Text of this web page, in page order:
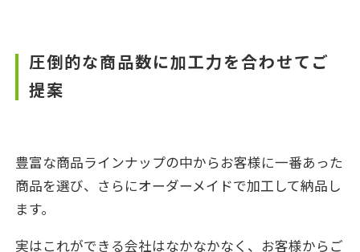
圧倒的な商品数に加工力を合わせてご
提案
豊富な商品ラインナップの中からお客様に一番あった
商品を選び、さらにオーダーメイドで加工して納品し
ます。
実はこれができる会社はなかなかなく、お客様からご